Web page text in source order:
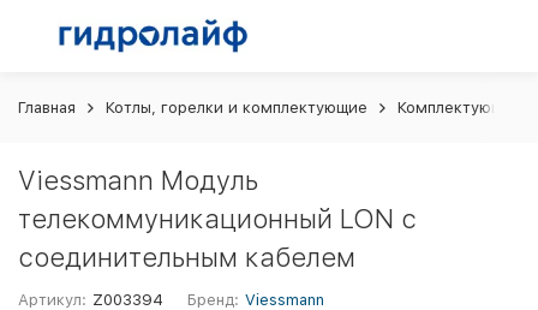
Главная Котлы, горелки и комплектующие Комплектующие и
Viessmann Модуль
телекоммуникационный LON с
соединительным кабелем
Артикул: Z003394 Бренд: Viessmann